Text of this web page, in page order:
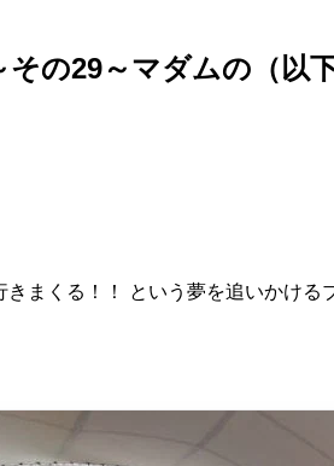
の29～マダムの（以
まくる！！ という夢を追いかける